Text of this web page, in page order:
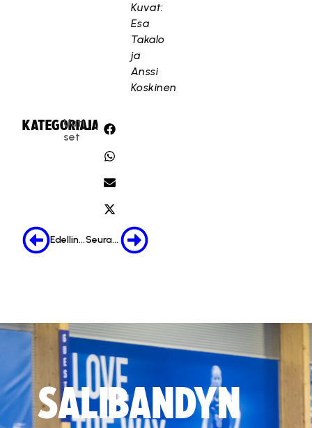
Kuvat:
Esa
Takalo
ja
Anssi
Koskinen
KATEGORIA:
Uuti
set
JAA:
Edellinen Seuraava
SALIBANDYN